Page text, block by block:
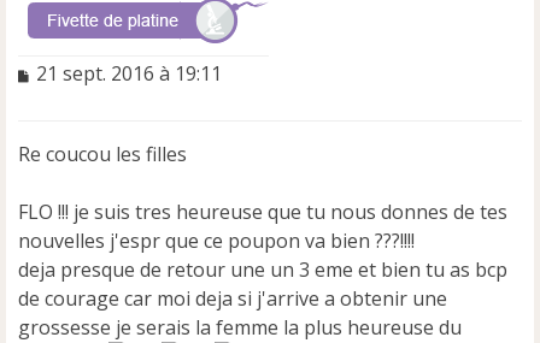
M
a
e
n
o
n
l
u
21 sept. 2016 à 19:11
Re coucou les filles
FLO !!! je suis tres heureuse que tu nous donnes de tes
nouvelles j'espr que ce poupon va bien ???!!!!
deja presque de retour une un 3 eme et bien tu as bcp
de courage car moi deja si j'arrive a obtenir une
grossesse je serais la femme la plus heureuse du